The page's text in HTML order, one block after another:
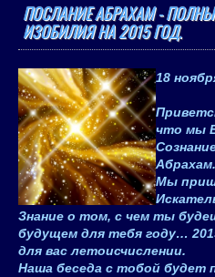
ПОСЛАНИЕ АБРАХАМ -
ИЗОБИЛИЯ НА 2015 ГОД.
18
что мы
Абрахам.
Мы
Знание о том, с чем ты
будущем для тебя году…
для вас летоисчислении.
Наша беседа с тобой будет